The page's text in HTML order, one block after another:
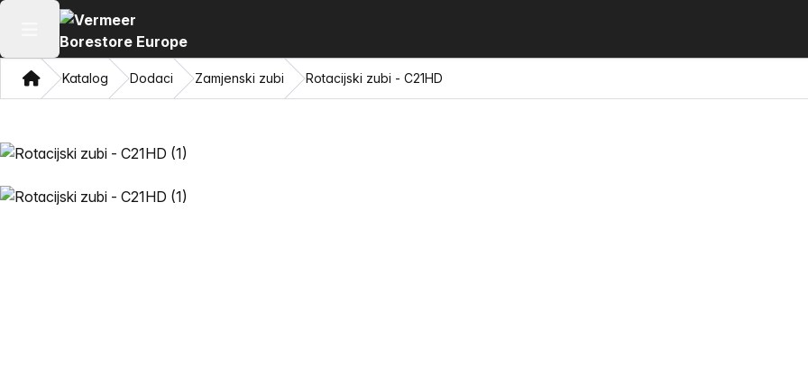
Otvaranje glavnog izbornika
DomKatalog Dodaci Zamjenski zubi Rotacijski zubi - C21HD